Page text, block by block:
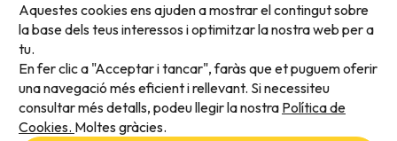
Acceptem
Aquestes cookies ens ajuden a mostrar el contingut sobre
la base dels teus interessos i optimitzar la nostra web per a
tu.
En fer clic a "Acceptar i tancar", faràs que et puguem oferir
una navegació més eficient i rellevant. Si necessiteu
consultar més detalls, podeu llegir la nostra Política de
Cookies. Moltes gràcies.